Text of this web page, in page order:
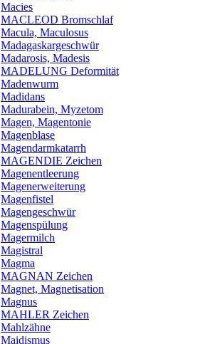
Macies
MACLEOD Bromschlaf
Macula, Maculosus
Madagaskargeschwür
Madarosis, Madesis
MADELUNG Deformität
Madenwurm
Madidans
Madurabein, Myzetom
Magen, Magentonie
Magenblase
Magendarmkatarrh
MAGENDIE Zeichen
Magenentleerung
Magenerweiterung
Magenfistel
Magengeschwür
Magenspülung
Magermilch
Magistral
Magma
MAGNAN Zeichen
Magnet, Magnetisation
Magnus
MAHLER Zeichen
Mahlzähne
Maidismus